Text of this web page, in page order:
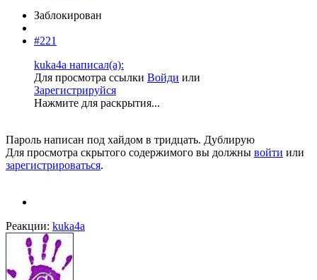
Заблокирован
#221
kuka4a написал(а):
Для просмотра ссылки Войди или
Зарегистрируйся
Нажмите для раскрытия...
Пароль написан под хайдом в тридцать. Дублирую
Для просмотра скрытого содержимого вы должны войти или
зарегистрироваться.
Реакции: kuka4a